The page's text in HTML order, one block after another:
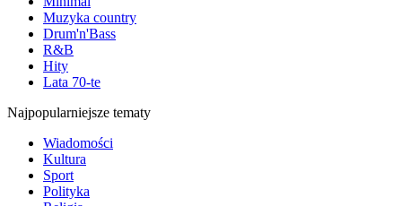
Muzyka country
Drum'n'Bass
R&B
Hity
Lata 70-te
Najpopularniejsze tematy
Wiadomości
Kultura
Sport
Polityka